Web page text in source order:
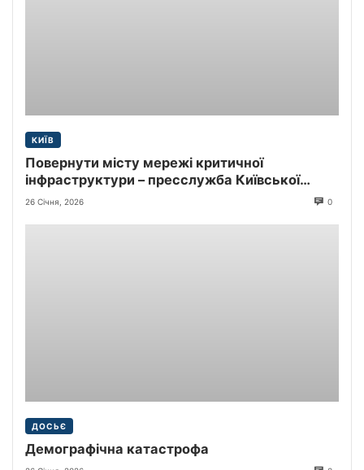
КИЇВ
Повернути місту мережі критичної
інфраструктури – пресслужба Київської
міської прокуратури
26 Січня, 2026 0
ДОСЬЄ
Демографічна катастрофа